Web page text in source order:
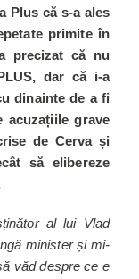
Plus că s-a ales
primite în
precizat că nu
dar că i-a
dinainte de a fi
acuzațiile grave
de Cerva și
să elibereze
al lui Vlad
minister și mi-
văd despre ce e